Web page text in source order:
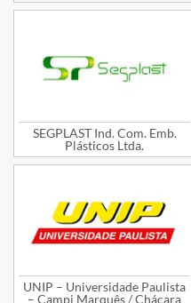
SEGPLAST Ind. Com. Emb.
Plásticos Ltda.
UNIP – Universidade Paulista
– Campi Marquês / Chácara